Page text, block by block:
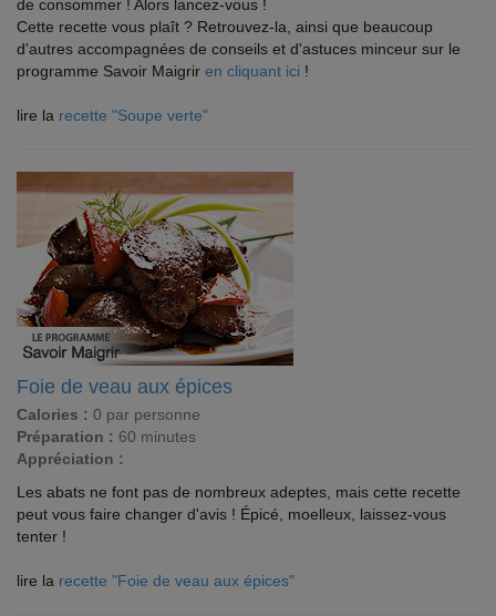
de consommer ! Alors lancez-vous !
Cette recette vous plaît ? Retrouvez-la, ainsi que beaucoup
d'autres accompagnées de conseils et d'astuces minceur sur le
programme Savoir Maigrir en cliquant ici !
lire la recette "Soupe verte"
Foie de veau aux épices
Calories : 0 par personne
Préparation : 60 minutes
Appréciation :
Les abats ne font pas de nombreux adeptes, mais cette recette
peut vous faire changer d'avis ! Épicé, moelleux, laissez-vous
tenter !
lire la recette "Foie de veau aux épices"